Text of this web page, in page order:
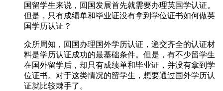
国留学生来说，回国发展首先就需要办理英国学认证。
但是，只有成绩单和毕业证没有拿到学位证书如何做英
国学历认证？
众所周知，回国办理国外学历认证，递交齐全的认证材
料是学历认证成功的最基础条件。但是，有不少留学生
在国外留学后，却只有成绩单和毕业证，并没有拿到学
位证书。对于这类情况的留学生，想要通过国外学历认
证就比较棘手了。